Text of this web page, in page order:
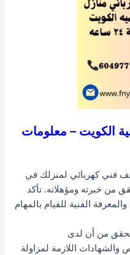
الكويت – معلومات
فني كهربائي لمنزلك في
من خبرته ومؤهلاته. تأكد
الفنية للقيام بالمهام
من أن لدى
والشهادات اللازمة لمزاولة